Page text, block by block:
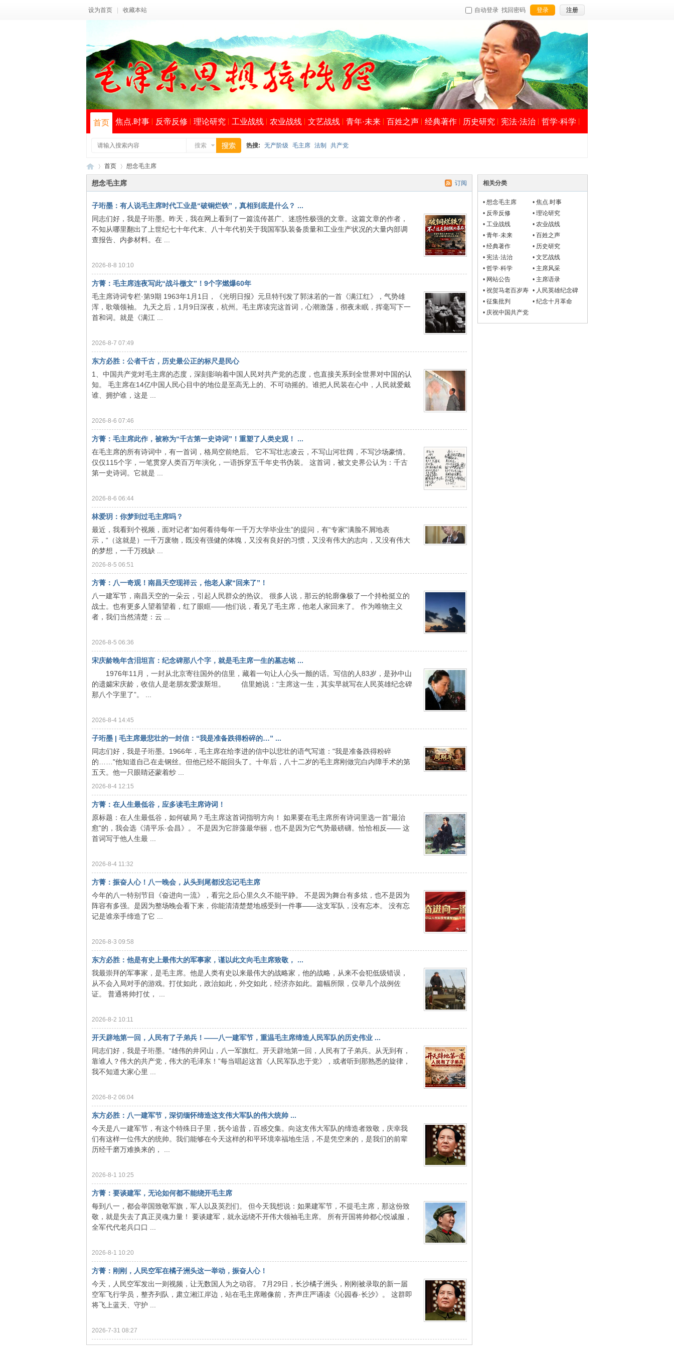
设为首页 收藏本站 自动登录 找回密码 登录 注册
首页 焦点.时事 反帝反修 理论研究 工业战线 农业战线 文艺战线 青年·未来 百姓之声 经典著作 历史研究 宪法·法治 哲学·科学
搜索
索
热搜: 无产阶级 毛主席 法制 共产党
泽
想
网
›
首页
›
想念毛主席
订阅
想念毛主席
子珩墨：有人说毛主席时代工业是“破铜烂铁”，真相到底是什么？ ...
同志们好，我是子珩墨。昨天，我在网上看到了一篇流传甚广、迷惑性极强的文章。这篇文章的作者，
不知从哪里翻出了上世纪七十年代末、八十年代初关于我国军队装备质量和工业生产状况的大量内部调
查报告、内参材料。在 ...
2026-8-8 10:10
方菁：毛主席连夜写此“战斗檄文”！9个字燃爆60年
毛主席诗词专栏·第9期 1963年1月1日，《光明日报》元旦特刊发了郭沫若的一首《满江红》，气势雄
浑，歌颂领袖。 九天之后，1月9日深夜，杭州。毛主席读完这首词，心潮激荡，彻夜未眠，挥毫写下一
首和词。就是《满江 ...
2026-8-7 07:49
东方必胜：公者千古，历史最公正的标尺是民心
1、中国共产党对毛主席的态度，深刻影响着中国人民对共产党的态度，也直接关系到全世界对中国的认
知。 毛主席在14亿中国人民心目中的地位是至高无上的、不可动摇的。谁把人民装在心中，人民就爱戴
谁、拥护谁，这是 ...
2026-8-6 07:46
方菁：毛主席此作，被称为“千古第一史诗词”！重塑了人类史观！ ...
在毛主席的所有诗词中，有一首词，格局空前绝后。 它不写壮志凌云，不写山河壮阔，不写沙场豪情。
仅仅115个字，一笔贯穿人类百万年演化，一语拆穿五千年史书伪装。 这首词，被文史界公认为：千古
第一史诗词。它就是 ...
2026-8-6 06:44
林爱玥：你梦到过毛主席吗？
最近，我看到个视频，面对记者“如何看待每年一千万大学毕业生”的提问，有“专家”满脸不屑地表
示，“（这就是）一千万废物，既没有强健的体魄，又没有良好的习惯，又没有伟大的志向，又没有伟大
的梦想，一千万残缺 ...
2026-8-5 06:51
方菁：八一奇观！南昌天空现祥云，他老人家“回来了”！
八一建军节，南昌天空的一朵云，引起人民群众的热议。 很多人说，那云的轮廓像极了一个持枪挺立的
战士。也有更多人望着望着，红了眼眶——他们说，看见了毛主席，他老人家回来了。 作为唯物主义
者，我们当然清楚：云 ...
2026-8-5 06:36
宋庆龄晚年含泪坦言：纪念碑那八个字，就是毛主席一生的墓志铭 ...
1976年11月，一封从北京寄往国外的信里，藏着一句让人心头一颤的话。写信的人83岁，是孙中山
的遗孀宋庆龄，收信人是老朋友爱泼斯坦。 信里她说：“主席这一生，其实早就写在人民英雄纪念碑
那八个字里了”。 ...
2026-8-4 14:45
子珩墨 | 毛主席最悲壮的一封信：“我是准备跌得粉碎的…” ...
同志们好，我是子珩墨。1966年，毛主席在给李进的信中以悲壮的语气写道："我是准备跌得粉碎
的……"他知道自己在走钢丝。但他已经不能回头了。十年后，八十二岁的毛主席刚做完白内障手术的第
五天。他一只眼睛还蒙着纱 ...
2026-8-4 12:15
方菁：在人生最低谷，应多读毛主席诗词！
原标题：在人生最低谷，如何破局？毛主席这首词指明方向！ 如果要在毛主席所有诗词里选一首"最治
愈"的，我会选《清平乐·会昌》。 不是因为它辞藻最华丽，也不是因为它气势最磅礴。恰恰相反—— 这
首词写于他人生最 ...
2026-8-4 11:32
方菁：振奋人心！八一晚会，从头到尾都没忘记毛主席
今年的八一特别节目《奋进向一流》，看完之后心里久久不能平静。 不是因为舞台有多炫，也不是因为
阵容有多强。是因为整场晚会看下来，你能清清楚楚地感受到一件事——这支军队，没有忘本。 没有忘
记是谁亲手缔造了它 ...
2026-8-3 09:58
东方必胜：他是有史上最伟大的军事家，谨以此文向毛主席致敬， ...
我最崇拜的军事家，是毛主席。他是人类有史以来最伟大的战略家，他的战略，从来不会犯低级错误，
从不会入局对手的游戏。打仗如此，政治如此，外交如此，经济亦如此。篇幅所限，仅举几个战例佐
证。 普通将帅打仗， ...
2026-8-2 10:11
开天辟地第一回，人民有了子弟兵！——八一建军节，重温毛主席缔造人民军队的历史伟业 ...
同志们好，我是子珩墨。“雄伟的井冈山，八一军旗红。开天辟地第一回，人民有了子弟兵。从无到有，
靠谁人？伟大的共产党，伟大的毛泽东！”每当唱起这首《人民军队忠于党》，或者听到那熟悉的旋律，
我不知道大家心里 ...
2026-8-2 06:04
东方必胜：八一建军节，深切缅怀缔造这支伟大军队的伟大统帅 ...
今天是八一建军节，有这个特殊日子里，抚今追昔，百感交集。向这支伟大军队的缔造者致敬，庆幸我
们有这样一位伟大的统帅。我们能够在今天这样的和平环境幸福地生活，不是凭空来的，是我们的前辈
历经千磨万难换来的， ...
2026-8-1 10:25
方菁：要谈建军，无论如何都不能绕开毛主席
每到八一，都会举国致敬军旗，军人以及英烈们。 但今天我想说：如果建军节，不提毛主席，那这份致
敬，就是失去了真正灵魂力量！ 要谈建军，就永远绕不开伟大领袖毛主席。 所有开国将帅都心悦诚服，
全军代代老兵口口 ...
2026-8-1 10:20
方菁：刚刚，人民空军在橘子洲头这一举动，振奋人心！
今天，人民空军发出一则视频，让无数国人为之动容。 7月29日，长沙橘子洲头，刚刚被录取的新一届
空军飞行学员，整齐列队，肃立湘江岸边，站在毛主席雕像前，齐声庄严诵读《沁园春·长沙》。 这群即
将飞上蓝天、守护 ...
2026-7-31 08:27
相关分类
• 想念毛主席 • 焦点.时事
• 反帝反修 • 理论研究
• 工业战线 • 农业战线
• 青年·未来 • 百姓之声
• 经典著作 • 历史研究
• 宪法·法治 • 文艺战线
• 哲学·科学 • 主席风采
• 网站公告 • 主席语录
• 祝贺马老百岁寿
诞
• 人民英雄纪念碑
• 征集批判 • 纪念十月革命
• 庆祝中国共产党
成立100周年